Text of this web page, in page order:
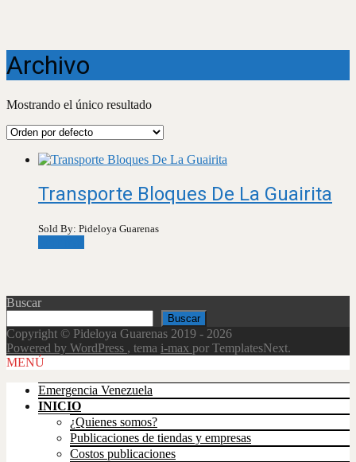
Archivo
Mostrando el único resultado
Transporte Bloques De La Guairita
Sold By: Pideloya Guarenas
Buscar
Buscar
Copyright © Pideloya Guarenas 2019 - 2026
Powered by WordPress , tema i-max por TemplatesNext.
Scroll
MENÚ
Emergencia Venezuela
INICIO
¿Quienes somos?
Publicaciones de tiendas y empresas
Costos publicaciones